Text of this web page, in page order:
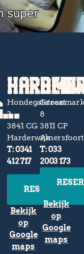
Hondegatstraat
3
3841 CG
Harderwijk
T: 0341
412 717
RESERVEREN
Bekijk
op
Google
maps
8
3811 CP
Amersfoort
T: 033
2003 173
Bekijk
op
Google
maps